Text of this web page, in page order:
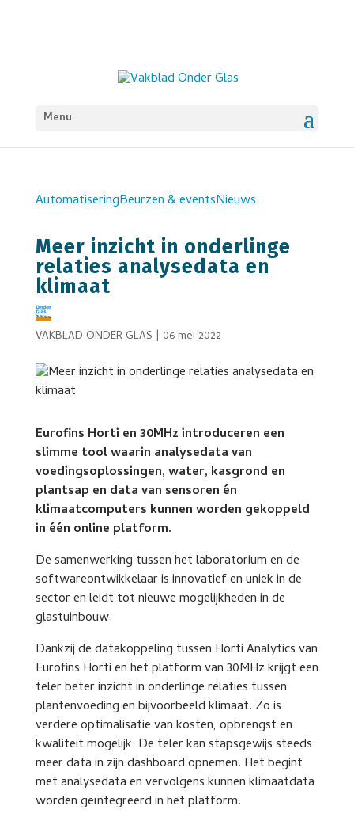
Menu
AutomatiseringBeurzen & eventsNieuws
Meer inzicht in onderlinge
relaties analysedata en
klimaat
VAKBLAD ONDER GLAS | 06 mei 2022
Eurofins Horti en 30MHz introduceren een
slimme tool waarin analysedata van
voedingsoplossingen, water, kasgrond en
plantsap en data van sensoren én
klimaatcomputers kunnen worden gekoppeld
in één online platform.
De samenwerking tussen het laboratorium en de
softwareontwikkelaar is innovatief en uniek in de
sector en leidt tot nieuwe mogelijkheden in de
glastuinbouw.
Dankzij de datakoppeling tussen Horti Analytics van
Eurofins Horti en het platform van 30MHz krijgt een
teler beter inzicht in onderlinge relaties tussen
plantenvoeding en bijvoorbeeld klimaat. Zo is
verdere optimalisatie van kosten, opbrengst en
kwaliteit mogelijk. De teler kan stapsgewijs steeds
meer data in zijn dashboard opnemen. Het begint
met analysedata en vervolgens kunnen klimaatdata
worden geïntegreerd in het platform.